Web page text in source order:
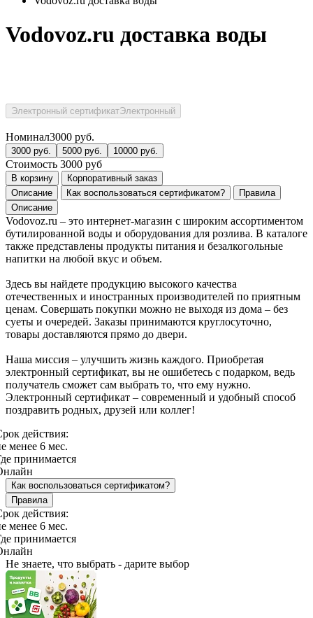
Vodovoz.ru доставка воды
Электронный сертификатЭлектронный
Номинал3000 руб.
3000 руб. 5000 руб. 10000 руб.
Стоимость 3000 руб
В корзину
Корпоративный заказ
Описание
Как воспользоваться сертификатом?
Правила
Описание
Vodovoz.ru – это интернет-магазин с широким ассортиментом
бутилированной воды и оборудования для розлива. В каталоге
также представлены продукты питания и безалкогольные
напитки на любой вкус и объем.
Здесь вы найдете продукцию высокого качества
отечественных и иностранных производителей по приятным
ценам. Совершать покупки можно не выходя из дома – без
суеты и очередей. Заказы принимаются круглосуточно,
товары доставляются прямо до двери.
Наша миссия – улучшить жизнь каждого. Приобретая
электронный сертификат, вы не ошибетесь с подарком, ведь
получатель сможет сам выбрать то, что ему нужно.
Электронный сертификат – современный и удобный способ
поздравить родных, друзей или коллег!
действия:
менее 6 мес.
принимается
Как воспользоваться сертификатом?
Правила
действия:
менее 6 мес.
принимается
Не знаете, что выбрать - дарите выбор